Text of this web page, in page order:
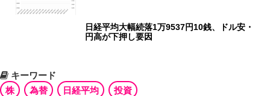
日経平均大幅続落1万9537円10銭、ドル安・
円高が下押し要因
キーワード
株
為替 日経平均 投資